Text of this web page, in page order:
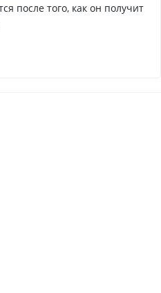
после того, как он получит